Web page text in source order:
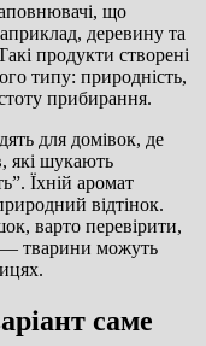
що
деревину та
продукти створені
типу: природність,
прибирання.
для домівок, де
які шукають
Їхній аромат
відтінок.
варто перевірити,
— тварини можуть
саме